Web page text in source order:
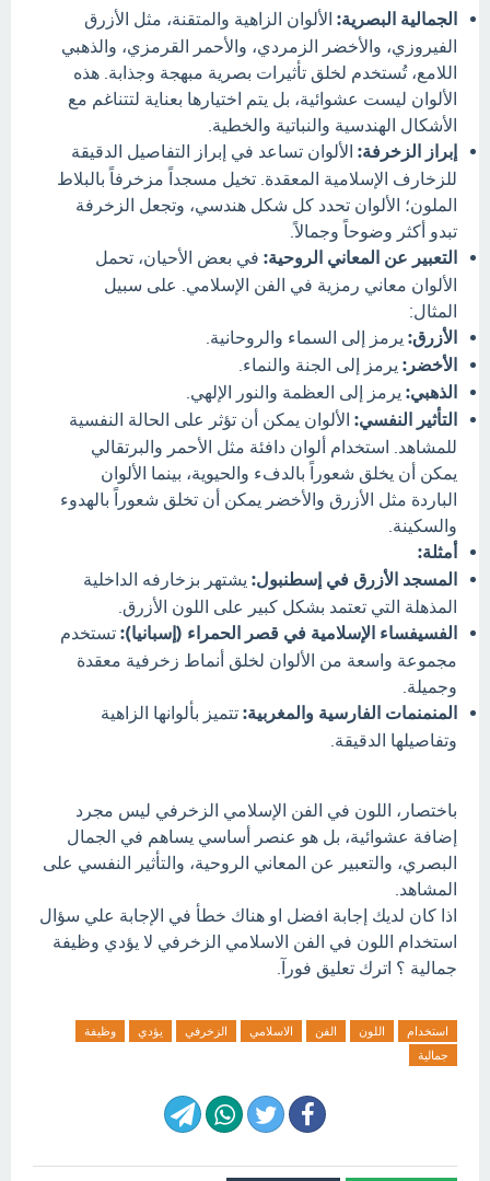
الجمالية البصرية: الألوان الزاهية والمتقنة، مثل الأزرق
الفيروزي، والأخضر الزمردي، والأحمر القرمزي، والذهبي
اللامع، تُستخدم لخلق تأثيرات بصرية مبهجة وجذابة. هذه
الألوان ليست عشوائية، بل يتم اختيارها بعناية لتتناغم مع
الأشكال الهندسية والنباتية والخطية.
إبراز الزخرفة: الألوان تساعد في إبراز التفاصيل الدقيقة
للزخارف الإسلامية المعقدة. تخيل مسجداً مزخرفاً بالبلاط
الملون؛ الألوان تحدد كل شكل هندسي، وتجعل الزخرفة
تبدو أكثر وضوحاً وجمالاً.
التعبير عن المعاني الروحية: في بعض الأحيان، تحمل
الألوان معاني رمزية في الفن الإسلامي. على سبيل
المثال:
الأزرق: يرمز إلى السماء والروحانية.
الأخضر: يرمز إلى الجنة والنماء.
الذهبي: يرمز إلى العظمة والنور الإلهي.
التأثير النفسي: الألوان يمكن أن تؤثر على الحالة النفسية
للمشاهد. استخدام ألوان دافئة مثل الأحمر والبرتقالي
يمكن أن يخلق شعوراً بالدفء والحيوية، بينما الألوان
الباردة مثل الأزرق والأخضر يمكن أن تخلق شعوراً بالهدوء
والسكينة.
أمثلة:
المسجد الأزرق في إسطنبول: يشتهر بزخارفه الداخلية
المذهلة التي تعتمد بشكل كبير على اللون الأزرق.
الفسيفساء الإسلامية في قصر الحمراء (إسبانيا): تستخدم
مجموعة واسعة من الألوان لخلق أنماط زخرفية معقدة
وجميلة.
المنمنمات الفارسية والمغربية: تتميز بألوانها الزاهية
وتفاصيلها الدقيقة.
باختصار، اللون في الفن الإسلامي الزخرفي ليس مجرد
إضافة عشوائية، بل هو عنصر أساسي يساهم في الجمال
البصري، والتعبير عن المعاني الروحية، والتأثير النفسي على
المشاهد.
اذا كان لديك إجابة افضل او هناك خطأ في الإجابة علي سؤال
استخدام اللون في الفن الاسلامي الزخرفي لا يؤدي وظيفة
جمالية ؟ اترك تعليق فورآ.
استخدام اللون الفن الاسلامي الزخرفي يؤدي
وظيفة
جمالية